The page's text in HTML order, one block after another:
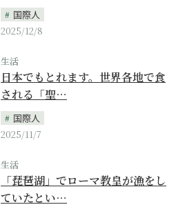
国際人
2025/12/8
生活
日本でもとれます。世界各地で食
される「聖…
国際人
2025/11/7
生活
「琵琶湖」でローマ教皇が漁をし
ていたとい…